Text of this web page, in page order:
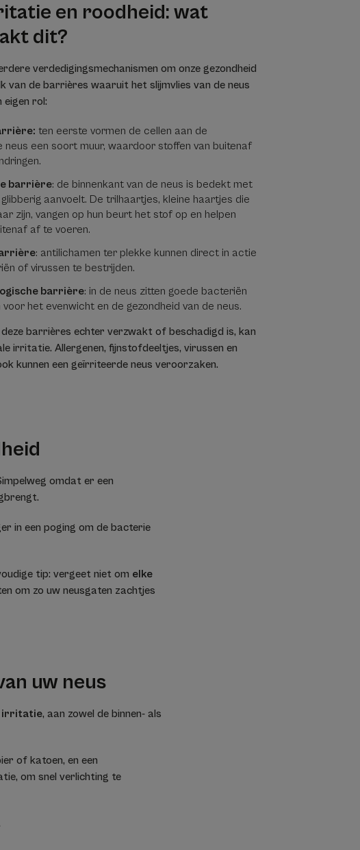
en roodheid: wat
dit?
verdedigingsmechanismen om onze gezondheid
van de barrières waaruit het slijmvlies van de neus
rol:
ten eerste vormen de cellen aan de
neus een soort muur, waardoor stoffen van buitenaf
barrière: de binnenkant van de neus is bedekt met
aanvoelt. De trilhaartjes, kleine haartjes die
zijn, vangen op hun beurt het stof op en helpen
af te voeren.
: antilichamen ter plekke kunnen direct in actie
of virussen te bestrijden.
barrière: in de neus zitten goede bacteriën
het evenwicht en de gezondheid van de neus.
deze barrières echter verzwakt of beschadigd is, kan
irritatie. Allergenen, fijnstofdeeltjes, virussen en
kunnen een geïrriteerde neus veroorzaken.
omdat er een
in een poging om de bacterie
tip: vergeet niet om elke
om zo uw neusgaten zachtjes
uw neus
irritatie, aan zowel de binnen- als
of katoen, en een
om snel verlichting te